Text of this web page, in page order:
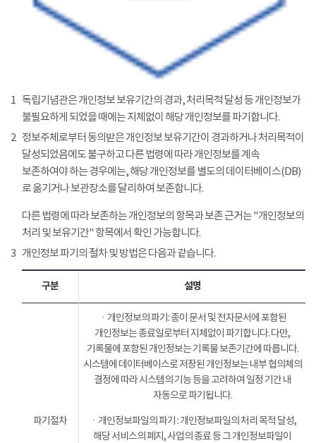
1 독립기념관은 개인정보 보유기간의 경과, 처리목적 달성 등 개인정보가
불필요하게 되었을 때에는 지체없이 해당 개인정보를 파기합니다.
2 정보주체로부터 동의받은 개인정보 보유기간이 경과하거나 처리목적이
달성되었음에도 불구하고 다른 법령에 따라 개인정보를 계속
보존하여야 하는 경우에는, 해당 개인정보를 별도의 데이터베이스(DB)
로 옮기거나 보관장소를 달리하여 보존합니다.
다른 법령에 따라 보존하는 개인정보의 항목과 보존 근거는 "개인정보의
처리 및 보유기간" 항목에서 확인 가능합니다.
3 개인정보 파기의 절차 및 방법은 다음과 같습니다.
구분 설명
파기절차
ㆍ개인정보의 파기: 종이 문서 및 전자문서에 포함된
개인정보는 종료일로부터 지체없이 파기합니다. 다만,
기록물에 포함된 개인정보는 기록물 보존기간에 따릅니다.
시스템에 데이터베이스로 저장된 개인정보는 내부 협의체의
결정에 따라 시스템의 기능 등을 고려하여 일정 기간 내
자동으로 파기됩니다.
ㆍ개인정보파일의 파기 : 개인정보파일의 처리 목적 달성,
해당 서비스의 폐지, 사업의 종료 등 그 개인정보파일이